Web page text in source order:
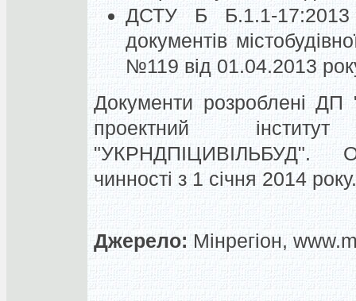
ДСТУ Б Б.1.1-17:2013
документів
№119 від 01.04.2013
Документи розроблені ДП
проектний
"УКРНДПІЦИВІЛЬБУД".
чинності з 1 січня 2014 року.
Джерело: Мінрегіон,